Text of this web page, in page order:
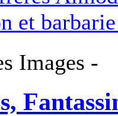
et
Images -